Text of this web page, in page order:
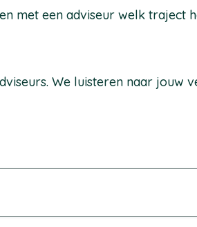
met een adviseur welk traject
We luisteren naar jouw